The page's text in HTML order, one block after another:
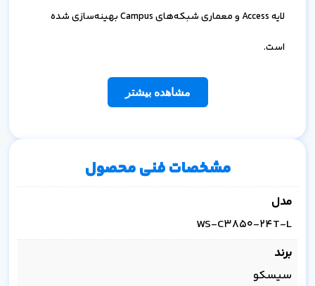
لایه Access و معماری شبکه‌های Campus بهینه‌سازی شده
است.
مشاهده بیشتر
مشخصات فنی محصول
مدل
WS-C3850-24T-L
برند
سیسکو